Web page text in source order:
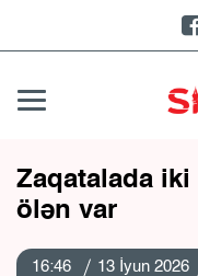
Zaqatalada iki
ölən var
16:46 13 İyun 2026